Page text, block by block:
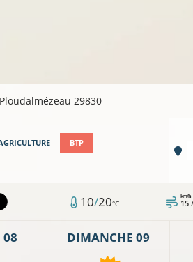
29830
BTP
10/20°C 15 /
km/h
08 DIMANCHE 09